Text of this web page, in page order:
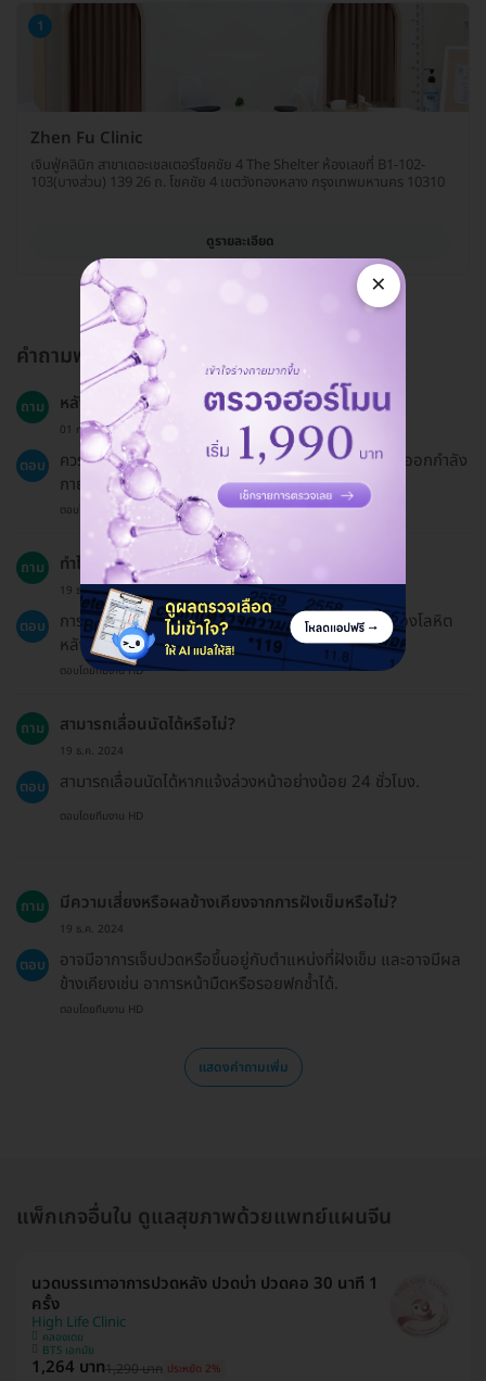
1
Zhen Fu Clinic
เจินฟู่คลินิก สาขาเดอะเชลเตอร์โชคชัย 4 The Shelter ห้องเลขที่ B1-102-
103(บางส่วน) 139 26 ถ. โชคชัย 4 เขตวังทองหลาง กรุงเทพมหานคร 10310
ดูรายละเอียด
คำถามพบบ่อย
ถาม หลังจากการฝังเข็มควรหลีกเลี่ยงอะไรบ้าง?
01 ก.พ. 2023
ตอบ
ควรงดอาบน้ำภายใน 2 ชั่วโมงหลังการฝังเข็มและไม่ควรออกกำลัง
กายหักโหม.
ตอบโดยทีมงาน HD
ถาม ทำไมต้องดื่มน้ำอุ่นหลังจากการฝังเข็ม?
19 ธ.ค. 2024
ตอบ
การดื่มน้ำอุ่นช่วยในการฟื้นตัวและกระตุ้นการไหลเวียนของโลหิต
หลังการฝังเข็ม.
ตอบโดยทีมงาน HD
ถาม สามารถเลื่อนนัดได้หรือไม่?
19 ธ.ค. 2024
ตอบ สามารถเลื่อนนัดได้หากแจ้งล่วงหน้าอย่างน้อย 24 ชั่วโมง.
ตอบโดยทีมงาน HD
ถาม มีความเสี่ยงหรือผลข้างเคียงจากการฝังเข็มหรือไม่?
19 ธ.ค. 2024
ตอบ
อาจมีอาการเจ็บปวดหรือขึ้นอยู่กับตำแหน่งที่ฝังเข็ม และอาจมีผล
ข้างเคียงเช่น อาการหน้ามืดหรือรอยฟกช้ำได้.
ตอบโดยทีมงาน HD
แสดงคำถามเพิ่ม
แพ็กเกจอื่นใน ดูแลสุขภาพด้วยแพทย์แผนจีน
นวดบรรเทาอาการปวดหลัง ปวดบ่า ปวดคอ 30 นาที 1
ครั้ง
High Life Clinic
คลองเตย
BTS เอกมัย
1,264 บาท1,290 บาท ประหยัด 2%
×